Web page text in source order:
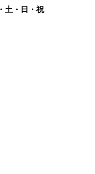
土・日・祝